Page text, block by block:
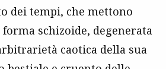
dei tempi, che mettono
schizoide, degenerata
caotica della sua